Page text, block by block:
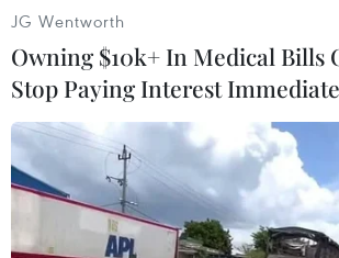
Động đất độ lớn 5,2 làm rung
Tây Nam Pakistan
04/12/2023 14:18
Cơ quan Khảo sát Địa chất Mỹ cho
đất có độ lớn 5,2 đã làm rung chuyển
JG Wentworth
Owning $10k+ In Medical Bills
Stop Paying Interest